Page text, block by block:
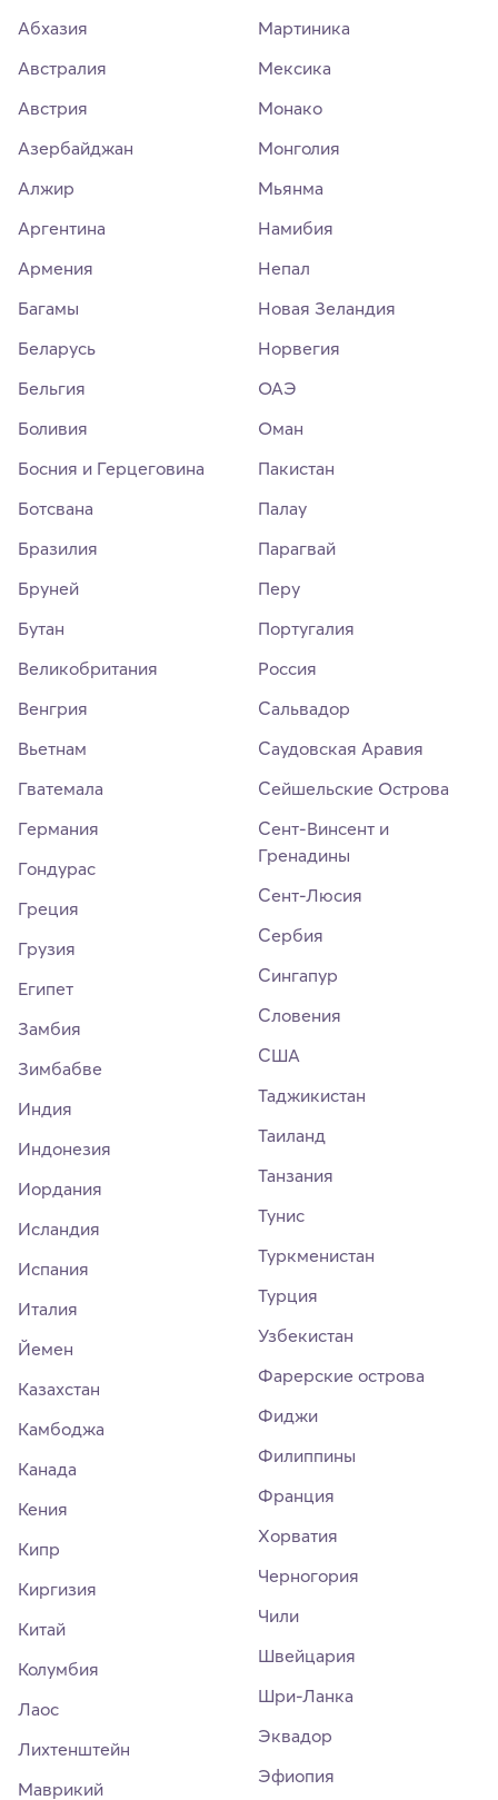
Абхазия
Австралия
Австрия
Азербайджан
Алжир
Аргентина
Армения
Багамы
Беларусь
Бельгия
Боливия
Босния и Герцеговина
Ботсвана
Бразилия
Бруней
Бутан
Великобритания
Венгрия
Вьетнам
Гватемала
Германия
Гондурас
Греция
Грузия
Египет
Замбия
Зимбабве
Индия
Индонезия
Иордания
Исландия
Испания
Италия
Йемен
Казахстан
Камбоджа
Канада
Кения
Кипр
Киргизия
Китай
Колумбия
Лаос
Лихтенштейн
Маврикий
Мартиника
Мексика
Монако
Монголия
Мьянма
Намибия
Непал
Новая Зеландия
Норвегия
ОАЭ
Оман
Пакистан
Палау
Парагвай
Перу
Португалия
Россия
Сальвадор
Саудовская Аравия
Сейшельские Острова
Сент-Винсент и
Гренадины
Сент-Люсия
Сербия
Сингапур
Словения
США
Таджикистан
Таиланд
Танзания
Тунис
Туркменистан
Турция
Узбекистан
Фарерские острова
Фиджи
Филиппины
Франция
Хорватия
Черногория
Чили
Швейцария
Шри-Ланка
Эквадор
Эфиопия